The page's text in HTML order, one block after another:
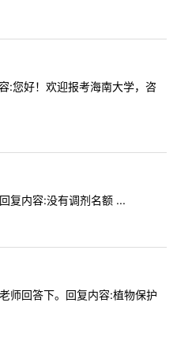
:您好！欢迎报考海南大学，咨
复内容:没有调剂名额 ...
师回答下。回复内容:植物保护